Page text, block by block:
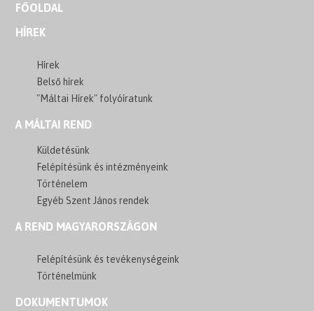
FŐOLDAL
HÍREK
Hírek
Belső hírek
"Máltai Hírek" folyóíratunk
A MÁLTAI REND
Küldetésünk
Felépítésünk és intézményeink
Történelem
Egyéb Szent János rendek
A REND MAGYARORSZÁGON
Felépítésünk és tevékenységeink
Történelmünk
DOKUMENTUMOK